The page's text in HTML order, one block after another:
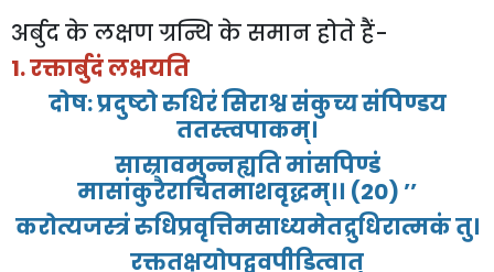
अर्बुदकेलक्षणग्रन्थिकेसमानहोतेहैं-
1.रक्तार्बुदंलक्षयति
दोष:प्रदुष्टोरुधिरंसिराश्वसंकुच्यसंपिण्डय
ततस्त्वपाकम्।
सास्रावमुन्नह्यतिमांसपिण्डं
मासांकुरैराचितमाशवृद्धम्।। (20) ’’
करोत्यजस्त्रंरुधिप्रवृत्तिमसाध्यमेतद्रुधिरात्मकंतु।
रक्ततक्षयोपद्ववपीडित्वात्